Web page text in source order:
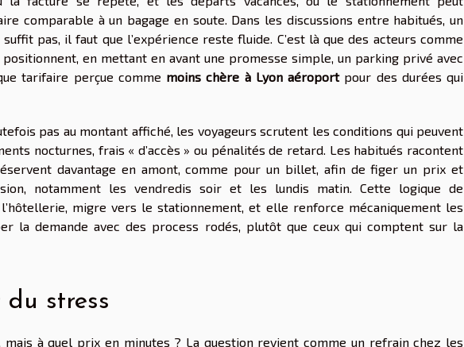
comparable à un bagage en soute. Dans les discussions entre habitués, un
pas, il faut que l’expérience reste fluide. C’est là que des acteurs comme
positionnent, en mettant en avant une promesse simple, un parking privé avec
tarifaire perçue comme moins chère à Lyon aéroportpour des durées qui
pas au montant affiché, les voyageurs scrutent les conditions qui peuvent
nocturnes, frais « d’accès » ou pénalités de retard. Les habitués racontent
davantage en amont, comme pour un billet, afin de figer un prix et
notamment les vendredis soir et les lundis matin. Cette logique de
migre vers le stationnement, et elle renforce mécaniquement les
la demande avec des process rodés, plutôt que ceux qui comptent sur la
stress
mais à quel prix en minutes ? La question revient comme un refrain chez les